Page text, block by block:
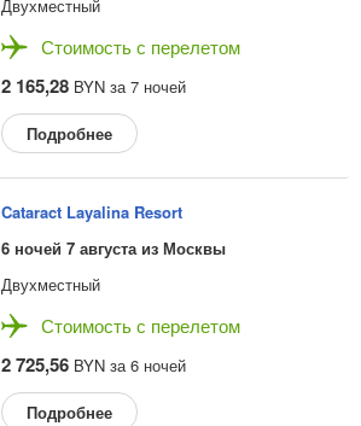
Двухместный
Стоимость с перелетом
2 165,28 BYN за 7 ночей
Подробнее
Cataract Layalina Resort
6 ночей 7 августа из Москвы
Двухместный
Стоимость с перелетом
2 725,56 BYN за 6 ночей
Подробнее